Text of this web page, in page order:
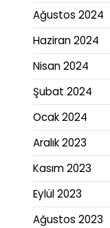
Ağustos 2024
Haziran 2024
Nisan 2024
Şubat 2024
Ocak 2024
Aralık 2023
Kasım 2023
Eylül 2023
Ağustos 2023